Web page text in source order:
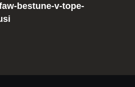
bestune-v-tope-